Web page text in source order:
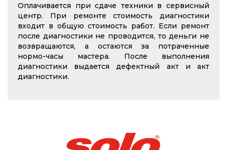
Оплачивается при сдаче техники в сервисный
центр. При ремонте стоимость диагностики
входит в общую стоимость работ. Если ремонт
после диагностики не проводится, то деньги не
возвращаются, а остаются за потраченные
нормо-часы мастера. После выполнения
диагностики выдается дефектный акт и акт
диагностики.